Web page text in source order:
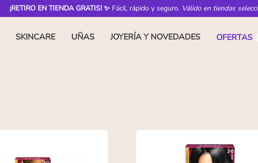
¡RETIRO EN TIENDA GRATIS! ✨ Fácil, rápido y seguro. Válido en tiendas
SKINCARE UÑAS JOYERÍA Y NOVEDADES OFERTAS